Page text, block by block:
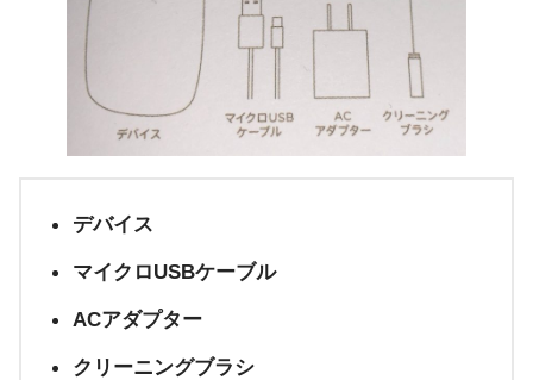
デバイス
マイクロUSBケーブル
ACアダプター
クリーニングブラシ